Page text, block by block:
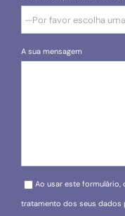
A sua mensagem
Please leave this field empty.
Ao usar este formulário,
tratamento dos seus dados